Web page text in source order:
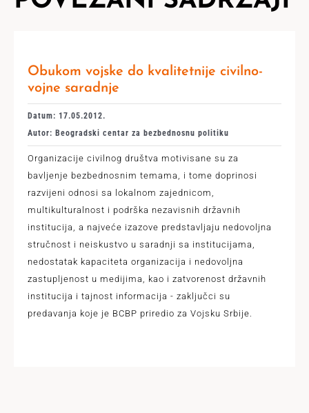
Obukom vojske do kvalitetnije civilno-
vojne saradnje
Datum: 17.05.2012.
Autor: Beogradski centar za bezbednosnu politiku
Organizacije civilnog društva motivisane su za
bavljenje bezbednosnim temama, i tome doprinosi
razvijeni odnosi sa lokalnom zajednicom,
multikulturalnost i podrška nezavisnih državnih
institucija, a najveće izazove predstavljaju nedovoljna
stručnost i neiskustvo u saradnji sa institucijama,
nedostatak kapaciteta organizacija i nedovoljna
zastupljenost u medijima, kao i zatvorenost državnih
institucija i tajnost informacija - zaključci su
predavanja koje je BCBP priredio za Vojsku Srbije.